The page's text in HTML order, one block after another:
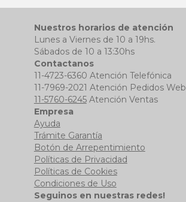
Nuestros horarios de atención
Lunes a Viernes de 10 a 19hs.
Sábados de 10 a 13:30hs
Contactanos
11-4723-6360 Atención Telefónica
11-7969-2021 Atención Pedidos Web
11-5760-6245Atención Ventas
Empresa
Ayuda
Trámite Garantía
Botón de Arrepentimiento
Políticas de Privacidad
Políticas de Cookies
Condiciones de Uso
Seguinos en nuestras redes!